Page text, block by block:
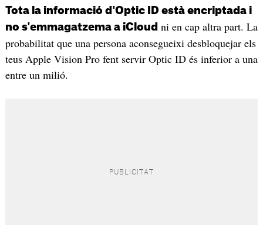
Tota la informació d'Optic ID està encriptada i
no s'emmagatzema a iCloud ni en cap altra part. La
probabilitat que una persona aconsegueixi desbloquejar els
teus Apple Vision Pro fent servir Optic ID és inferior a una
entre un milió.